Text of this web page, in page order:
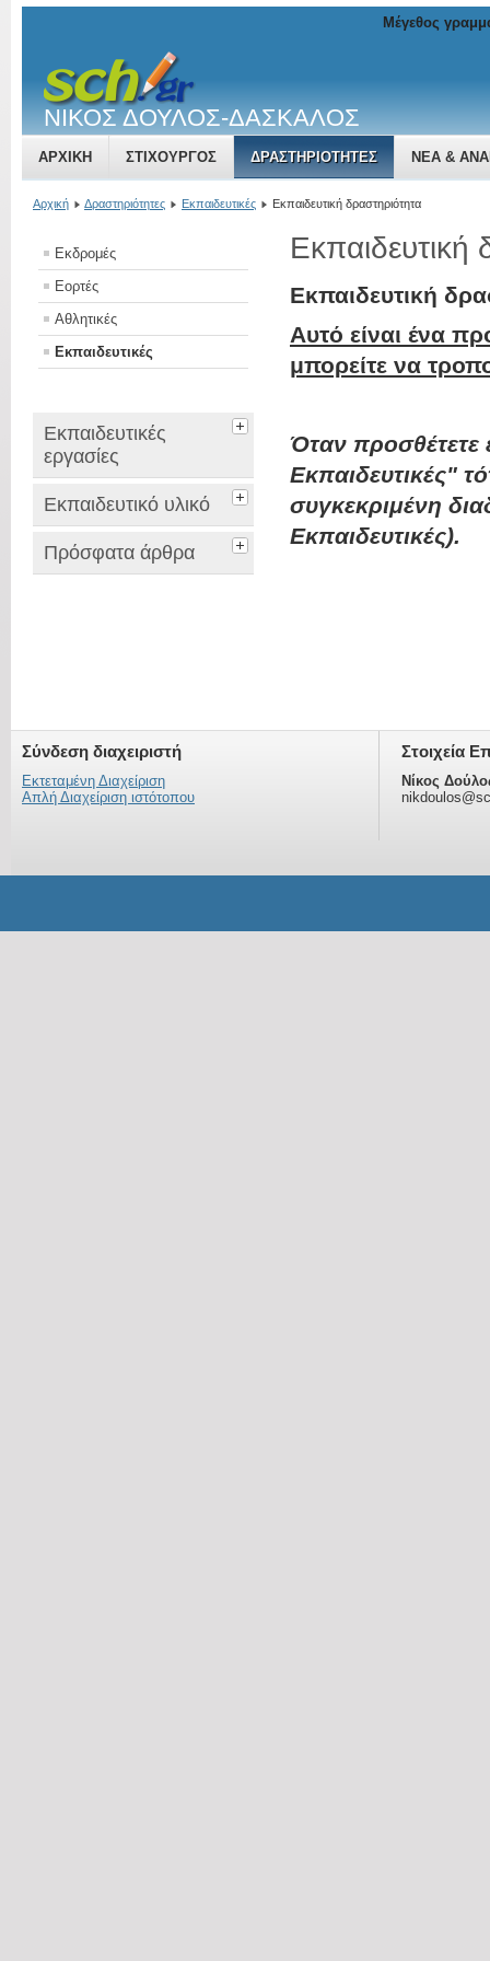
ΝΙΚΟΣ ΔΟΥΛΟΣ-ΔΑΣΚΑΛΟΣ
ΑΡΧΙΚΉ ΣΤΙΧΟΥΡΓΟΣ ΔΡΑΣΤΗΡΙΌΤΗΤΕΣ ΝΈΑ &
Μέγεθος
Αρχική Δραστηριότητες Εκπαιδευτικές Εκπαιδευτική δραστηριότητα
Εκδρομές
Εορτές
Αθλητικές
Εκπαιδευτικές
Εκπαιδευτικές
εργασίες
Εκπαιδευτικό υλικό
Πρόσφατα άρθρα
Εκπαιδευτική
Εκπαιδευτική
Αυτό είναι ένα
μπορείτε να
Όταν
Εκπαιδευτικές"
συγκεκριμένη
Εκπαιδευτικές).
Σύνδεση διαχειριστή
Εκτεταμένη Διαχείριση
Απλή Διαχείριση ιστότοπου
Στοιχεία
Νίκος